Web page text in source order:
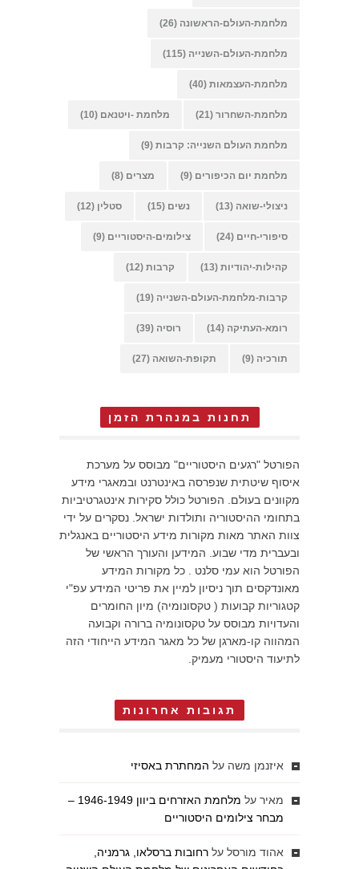
מלחמת-העולם-הראשונה (26)
מלחמת-העולם-השנייה (115)
מלחמת-העצמאות (40)
מלחמת-השחרור (21) מלחמת -ויטנאם (10)
מלחמת העולם השנייה: קרבות (9)
מלחמת יום הכיפורים (9) מצרים (8)
ניצולי-שואה (13) נשים (15) סטלין (12)
סיפורי-חיים (24) צילומים-היסטוריים (9)
קהילות-יהודיות (13) קרבות (12)
קרבות-מלחמת-העולם-השנייה (19)
רומא-העתיקה (14) רוסיה (39)
תורכיה (9) תקופת-השואה (27)
תחנות במנהרת הזמן
הפורטל "רגעים היסטוריים" מבוסס על מערכת
איסוף שיטתית שנפרסה באינטרנט ובמאגרי מידע
מקוונים בעולם. הפורטל כולל סקירות אינטגרטיביות
בתחומי ההיסטוריה ותולדות ישראל. נסקרים על ידי
צוות האתר מאות מקורות מידע היסטוריים באנגלית
ובעברית מדי שבוע. המידען והעורך הראשי של
הפורטל הוא עמי סלנט . כל מקורות המידע
מאונדקסים תוך ניסיון למיין את פריטי המידע עפ"י
קטגוריות קבועות ( טקסונומיה) מיון החומרים
והעדויות מבוסס על טקסונומיה ברורה וקבועה
המהווה קו-מארגן של כל מאגר המידע הייחודי הזה
לתיעוד היסטורי מעמיק.
תגובות אחרונות
איזנמן משה על המחתרת באסיזי
מאיר על
מלחמת האזרחים ביוון 1946-1949 –
מבחר צילומים היסטוריים
אהוד מורסל על רחובות ברסלאו, גרמניה,